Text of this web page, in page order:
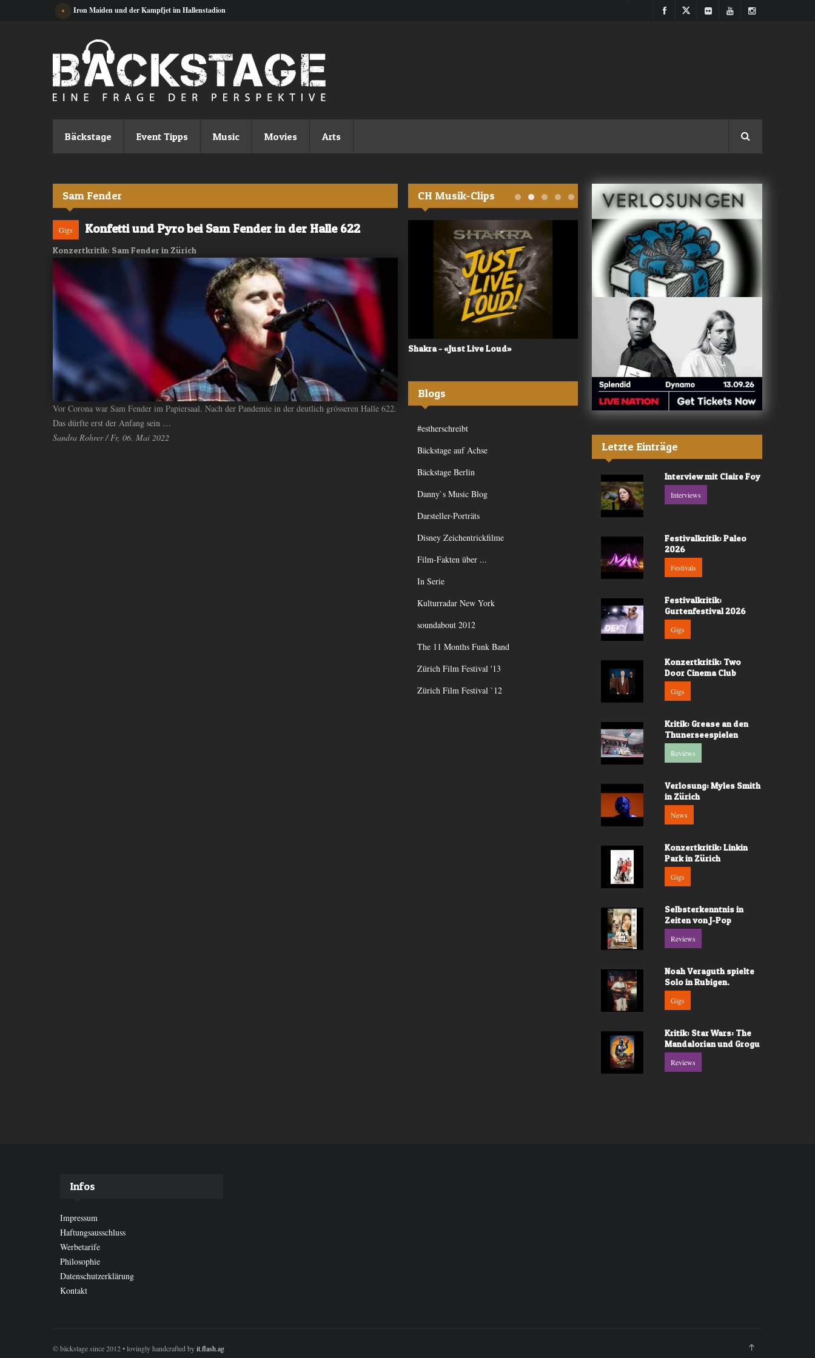
Iron Maiden und der Kampfjet im Hallenstadion
Bäckstage Event Tipps Music Movies Arts
Sam Fender
Gigs Konfetti und Pyro bei Sam Fender in der Halle 622
Konzertkritik: Sam Fender in Zürich
Vor Corona war Sam Fender im Papiersaal. Nach der Pandemie in der deutlich grösseren Halle 622.
Das dürfte erst der Anfang sein …
Sandra Rohrer / Fr, 06. Mai 2022
CH Musik-Clips
ANDIYAH - «Frequency» Shakra - «Just Live Loud» Valerù - «IL MARE»
Blogs
#estherschreibt
Bäckstage auf Achse
Bäckstage Berlin
Danny`s Music Blog
Darsteller-Porträts
Disney Zeichentrickfilme
Film-Fakten über ...
In Serie
Kulturradar New York
soundabout 2012
The 11 Months Funk Band
Zürich Film Festival '13
Zürich Film Festival `12
Letzte Einträge
Interview mit Claire Foy
Interviews
Festivalkritik: Paleo
2026
Festivals
Festivalkritik:
Gurtenfestival 2026
Gigs
Konzertkritik: Two
Door Cinema Club
Gigs
Kritik: Grease an den
Thunerseespielen
Reviews
Verlosung: Myles Smith
in Zürich
News
Konzertkritik: Linkin
Park in Zürich
Gigs
Selbsterkenntnis in
Zeiten von J-Pop
Reviews
Noah Veraguth spielte
Solo in Rubigen.
Gigs
Kritik: Star Wars: The
Mandalorian und Grogu
Reviews
Infos
Impressum
Haftungsausschluss
Werbetarife
Philosophie
Datenschutzerklärung
Kontakt
© bäckstage since 2012 • lovingly handcrafted byit.flash.ag